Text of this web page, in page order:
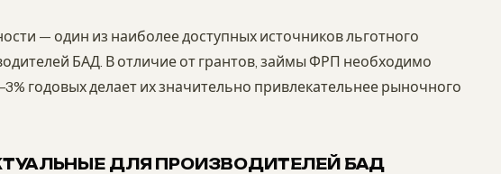
— один из наиболее доступных источников льготного
БАД. В отличие от грантов, займы ФРП необходимо
годовых делает их значительно привлекательнее рыночного
ДЛЯ ПРОИЗВОДИТЕЛЕЙ БАД